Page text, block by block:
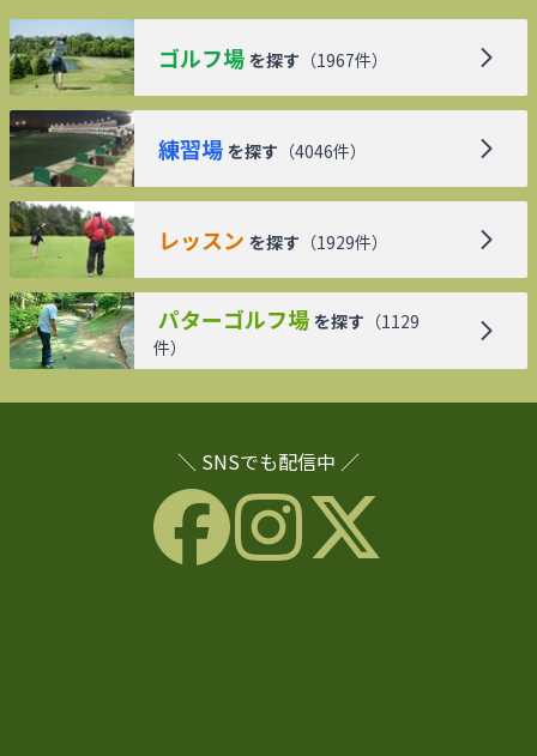
ゴルフ場 を探す （1967件）
練習場 を探す （4046件）
レッスン を探す （1929件）
パターゴルフ場 を探す （1129
件）
＼ SNSでも配信中 ／